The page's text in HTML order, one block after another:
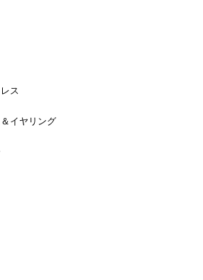
ス
イヤリング